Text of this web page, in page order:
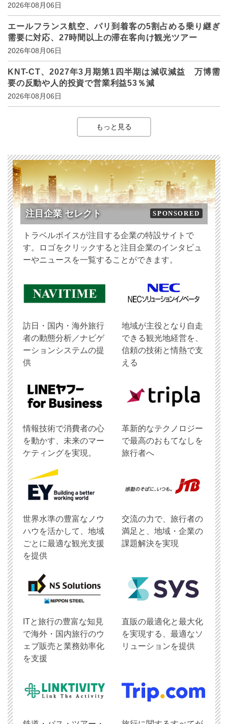
2026年08月06日
エールフランス航空、パリ到着客の5割占める乗り継ぎ
需要に対応、27時間以上の滞在客向け観光ツアー
2026年08月06日
KNT-CT、2027年3月期第1四半期は減収減益 万博需
要の反動や人的投資で営業利益53％減
2026年08月06日
もっと見る
注目企業 セレクト SPONSORED
トラベルボイスが注目する企業の特設サイトで
す。ロゴをクリックすると注目企業のインタビュ
ーやニュースを一覧することができます。
訪日・国内・海外旅行
者の動態分析／ナビゲ
ーションシステムの提
供
地域が主役となり自走
できる観光地経営を、
信頼の技術と情熱で支
える
情報技術で消費者の心
を動かす、未来のマー
ケティングを実現。
革新的なテクノロジー
で最高のおもてなしを
旅行者へ
世界水準の豊富なノウ
ハウを活かして、地域
ごとに最適な観光支援
を提供
交流の力で、旅行者の
満足と、地域・企業の
課題解決を実現
ITと旅行の豊富な知見
で海外・国内旅行のウ
ェブ販売と業務効率化
を支援
直販の最適化と最大化
を実現する、最適なソ
リューションを提供